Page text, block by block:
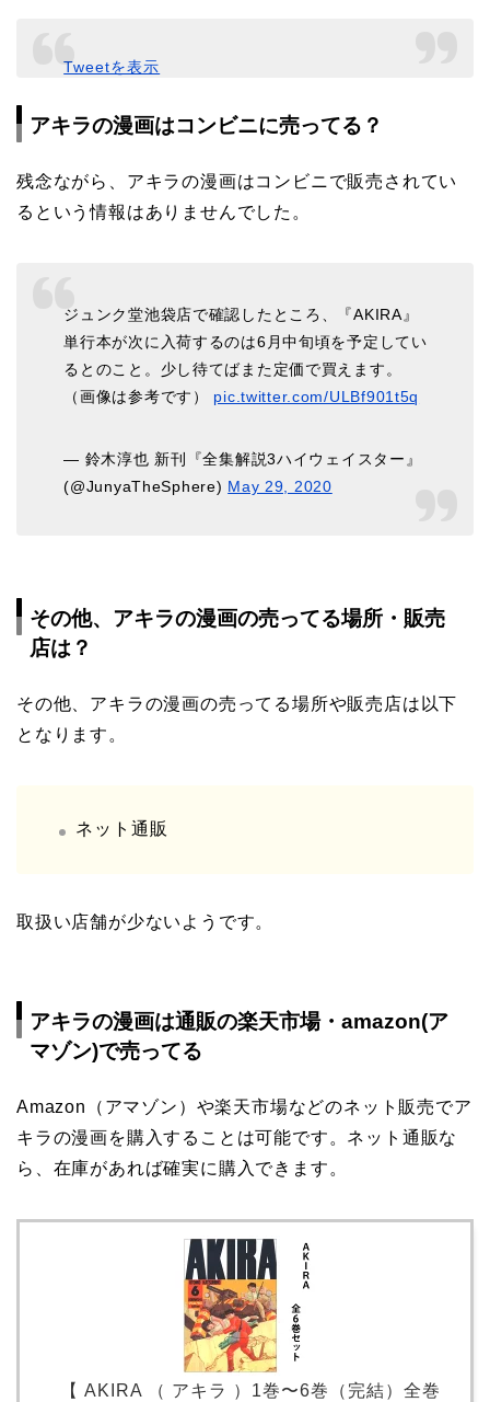
Tweetを表示
アキラの漫画はコンビニに売ってる？
残念ながら、アキラの漫画はコンビニで販売されてい
るという情報はありませんでした。
ジュンク堂池袋店で確認したところ、『AKIRA』
単行本が次に入荷するのは6月中旬頃を予定してい
るとのこと。少し待てばまた定価で買えます。
（画像は参考です） pic.twitter.com/ULBf901t5q
— 鈴木淳也 新刊『全集解説3ハイウェイスター』
(@JunyaTheSphere) May 29, 2020
その他、アキラの漫画の売ってる場所・販売
店は？
その他、アキラの漫画の売ってる場所や販売店は以下
となります。
ネット通販
取扱い店舗が少ないようです。
アキラの漫画は通販の楽天市場・amazon(ア
マゾン)で売ってる
Amazon（アマゾン）や楽天市場などのネット販売でア
キラの漫画を購入することは可能です。ネット通販な
ら、在庫があれば確実に購入できます。
【 AKIRA （ アキラ ）1巻〜6巻（完結）全巻